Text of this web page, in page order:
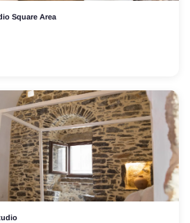
Square Area